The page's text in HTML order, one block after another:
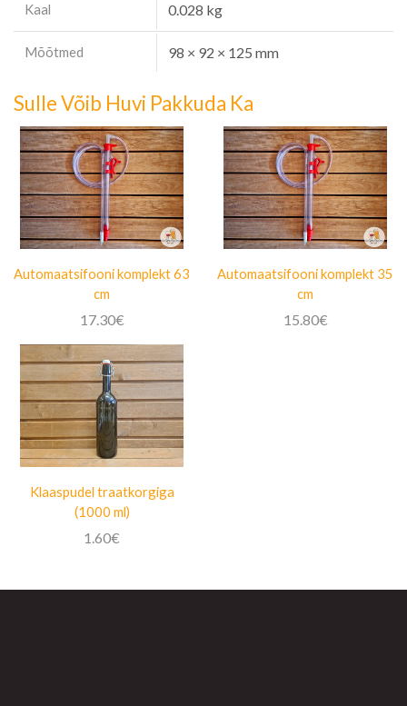
Kaal 0.028 kg
Mõõtmed 98 × 92 × 125 mm
Sulle Võib Huvi Pakkuda Ka
Automaatsifooni komplekt 63
cm
17.30€
Automaatsifooni komplekt 35
cm
15.80€
Klaaspudel traatkorgiga
(1000 ml)
1.60€